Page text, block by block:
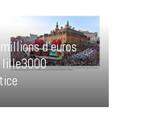
d’euros
lille3000